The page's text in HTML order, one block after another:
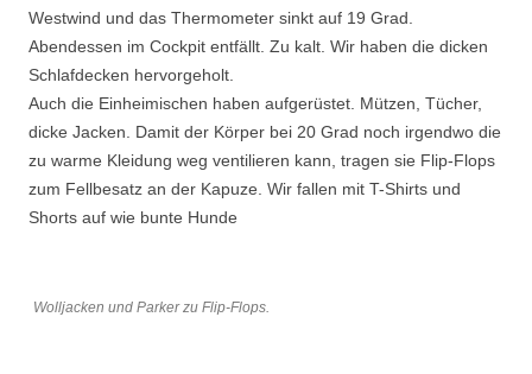
Westwind und das Thermometer sinkt auf 19 Grad.
Abendessen im Cockpit entfällt. Zu kalt. Wir haben die dicken
Schlafdecken hervorgeholt.
Auch die Einheimischen haben aufgerüstet. Mützen, Tücher,
dicke Jacken. Damit der Körper bei 20 Grad noch irgendwo die
zu warme Kleidung weg ventilieren kann, tragen sie Flip-Flops
zum Fellbesatz an der Kapuze. Wir fallen mit T-Shirts und
Shorts auf wie bunte Hunde
Wolljacken und Parker zu Flip-Flops.